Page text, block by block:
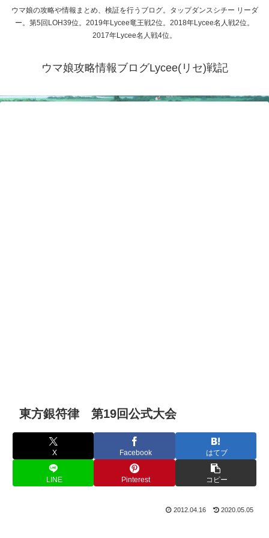
ウマ娘の攻略や情報まとめ、検証を行うブログ。タップダンスシチー リーダ
ー。第5回LOH39位。2019年Lycee竜王戦2位。2018年Lycee名人戦2位。
2017年Lycee名人戦4位。
ウマ娘攻略情報ブログLycee(リセ)戦記
東方銀符律 第19回公式大会
X Facebook はてブ
LINE Pinterest コピー
2012.04.16 2020.05.05